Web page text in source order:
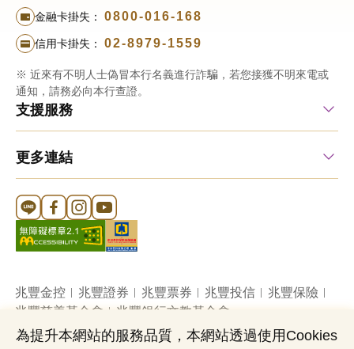
金融卡掛失： 0800-016-168
信用卡掛失： 02-8979-1559
※ 近來有不明人士偽冒本行名義進行詐騙，若您接獲不明來電或
通知，請務必向本行查證。
支援服務
更多連結
Line 官方帳號
FB 官方帳號
Instagram 官方帳號
YouTube 官方帳號
兆豐金控 兆豐證券 兆豐票券 兆豐投信
兆豐保險
兆豐慈善基金會
兆豐銀行文教基金會
為提升本網站的服務品質，本網站透過使用Cookies